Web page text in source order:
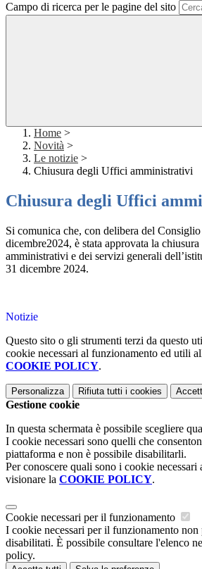
Campo di ricerca per le pagine del sito
Home >
Novità >
Le notizie >
Chiusura degli Uffici amministrativi
Chiusura degli Uffici
Si comunica che, con delibera del
dicembre2024, è stata approvata la
amministrativi e dei servizi generali
31 dicembre 2024.
Notizie
Questo sito o gli strumenti terzi da questo
cookie necessari al funzionamento ed utili
COOKIE POLICY.
Personalizza Rifiuta tutti i cookies
Gestione cookie
In questa schermata è possibile scegliere
I cookie necessari sono quelli che
piattaforma e non è possibile disabilitarli.
Per conoscere quali sono i cookie
visionare la COOKIE POLICY.
Cookie necessari per il funzionamento
I cookie necessari per il funzionamento non
disabilitati. È possibile consultare l'elenco
policy.